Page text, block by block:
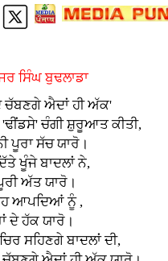
ਸਿੰਘ ਬੁਢਲਾਡਾ
ਚੱਬਣਗੇ ਐਦਾਂ ਹੀ ਅੱਕ'
ਚੰਗੀ ਸ਼ੁਰੂਆਤ ਕੀਤੀ,
ਪੂਰਾ ਸੱਚ ਯਾਰੋ।
ਖੂੰਜੇ ਬਾਦਲਾਂ ਨੇ,
ਅੱਤ ਯਾਰੋ।
ਆਪਦਿਆਂ ਨੂੰ ,
ਦੇ ਹੱਕ ਯਾਰੋ।
ਸਹਿਣਗੇ ਬਾਦਲਾਂ ਦੀ,